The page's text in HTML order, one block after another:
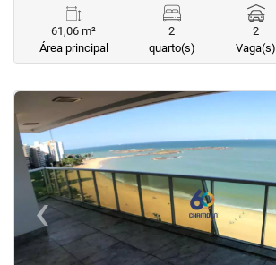
61,06 m²
Área principal
2
quarto(s)
2
Vaga(s)
< <
‹Previous